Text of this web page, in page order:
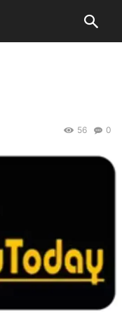
0
56